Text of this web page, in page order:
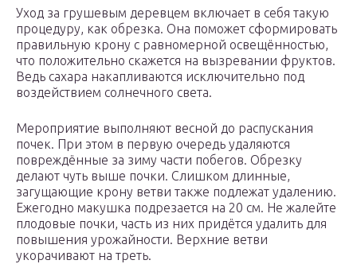
Уход за грушевым деревцем включает в себя такую
процедуру, как обрезка. Она поможет сформировать
правильную крону с равномерной освещённостью,
что положительно скажется на вызревании фруктов.
Ведь сахара накапливаются исключительно под
воздействием солнечного света.
Мероприятие выполняют весной до распускания
почек. При этом в первую очередь удаляются
повреждённые за зиму части побегов. Обрезку
делают чуть выше почки. Слишком длинные,
загущающие крону ветви также подлежат удалению.
Ежегодно макушка подрезается на 20 см. Не жалейте
плодовые почки, часть из них придётся удалить для
повышения урожайности. Верхние ветви
укорачивают на треть.